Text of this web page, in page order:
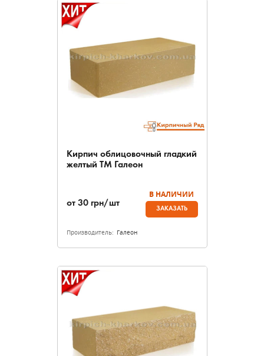
Кирпич облицовочный гладкий
желтый ТМ Галеон
от 30 грн/шт
В НАЛИЧИИ
ЗАКАЗАТЬ
Производитель: Галеон